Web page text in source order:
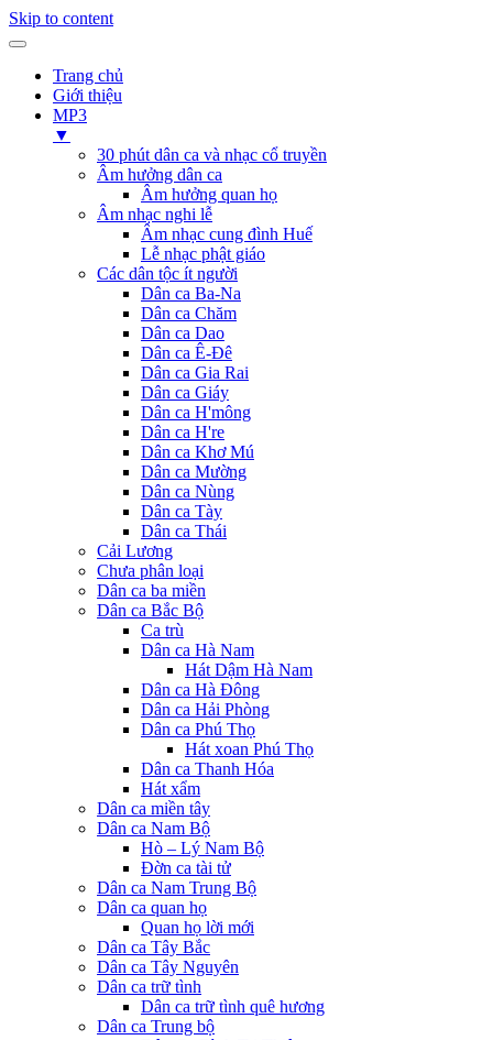
Skip to content
Trang chủ
Giới thiệu
MP3
▼
30 phút dân ca và nhạc cổ truyền
Âm hưởng dân ca
Âm hưởng quan họ
Âm nhạc nghi lễ
Âm nhạc cung đình Huế
Lễ nhạc phật giáo
Các dân tộc ít người
Dân ca Ba-Na
Dân ca Chăm
Dân ca Dao
Dân ca Ê-Đê
Dân ca Gia Rai
Dân ca Giáy
Dân ca H'mông
Dân ca H're
Dân ca Khơ Mú
Dân ca Mường
Dân ca Nùng
Dân ca Tày
Dân ca Thái
Cải Lương
Chưa phân loại
Dân ca ba miền
Dân ca Bắc Bộ
Ca trù
Dân ca Hà Nam
Hát Dậm Hà Nam
Dân ca Hà Đông
Dân ca Hải Phòng
Dân ca Phú Thọ
Hát xoan Phú Thọ
Dân ca Thanh Hóa
Hát xẩm
Dân ca miền tây
Dân ca Nam Bộ
Hò – Lý Nam Bộ
Đờn ca tài tử
Dân ca Nam Trung Bộ
Dân ca quan họ
Quan họ lời mới
Dân ca Tây Bắc
Dân ca Tây Nguyên
Dân ca trữ tình
Dân ca trữ tình quê hương
Dân ca Trung bộ